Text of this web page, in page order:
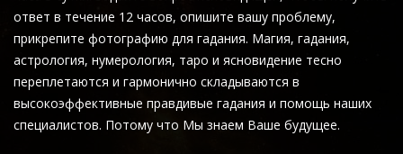
ответ в течение 12 часов, опишите вашу проблему,
прикрепите фотографию для гадания. Магия, гадания,
астрология, нумерология, таро и ясновидение тесно
переплетаются и гармонично складываются в
высокоэффективные правдивые гадания и помощь наших
специалистов. Потому что Мы знаем Ваше будущее.